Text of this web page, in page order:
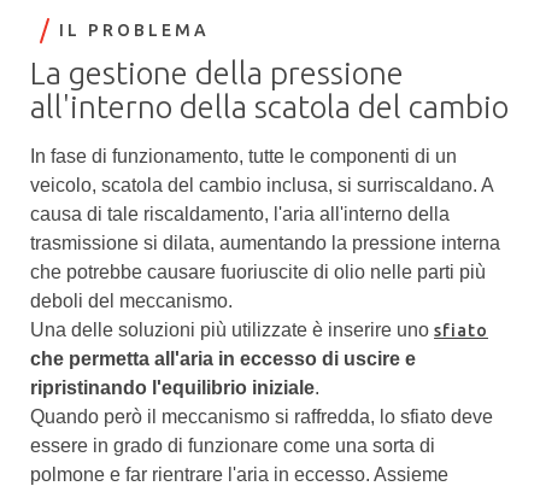
IL PROBLEMA
La gestione della pressione
all'interno della scatola del cambio
In fase di funzionamento, tutte le componenti di un
veicolo, scatola del cambio inclusa, si surriscaldano. A
causa di tale riscaldamento, l'aria all'interno della
trasmissione si dilata, aumentando la pressione interna
che potrebbe causare fuoriuscite di olio nelle parti più
deboli del meccanismo.
Una delle soluzioni più utilizzate è inserire uno sfiato
che permetta all'aria in eccesso di uscire e
ripristinando l'equilibrio iniziale.
Quando però il meccanismo si raffredda, lo sfiato deve
essere in grado di funzionare come una sorta di
polmone e far rientrare l'aria in eccesso. Assieme